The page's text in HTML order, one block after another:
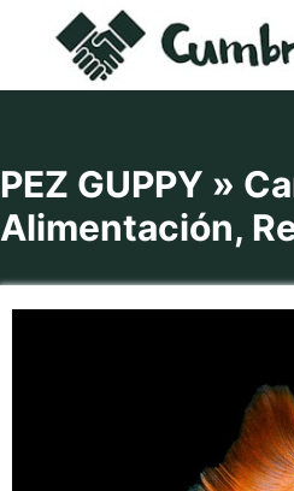
contenido
PEZ GUPPY »
Alimentación,